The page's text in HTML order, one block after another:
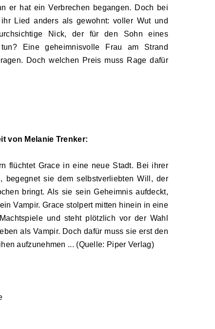
er hat ein Verbrechen begangen. Doch bei
Lied anders als gewohnt: voller Wut und
Nick, der für den Sohn eines
Eine geheimnisvolle Frau am Strand
Doch welchen Preis muss Rage dafür
von Melanie Trenker:
flüchtet Grace in eine neue Stadt. Bei ihrer
begegnet sie dem selbstverliebten Will, der
bringt. Als sie sein Geheimnis aufdeckt,
Vampir. Grace stolpert mitten hinein in eine
und steht plötzlich vor der Wahl
als Vampir. Doch dafür muss sie erst den
aufzunehmen ... (Quelle: Piper Verlag)